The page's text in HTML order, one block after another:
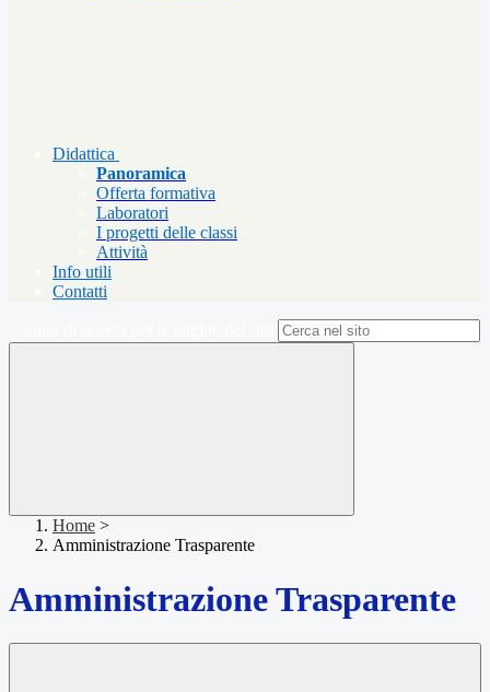
Didattica
Panoramica
Offerta formativa
Laboratori
I progetti delle classi
Attività
Info utili
Contatti
Home >
Amministrazione Trasparente
Amministrazione Trasparente